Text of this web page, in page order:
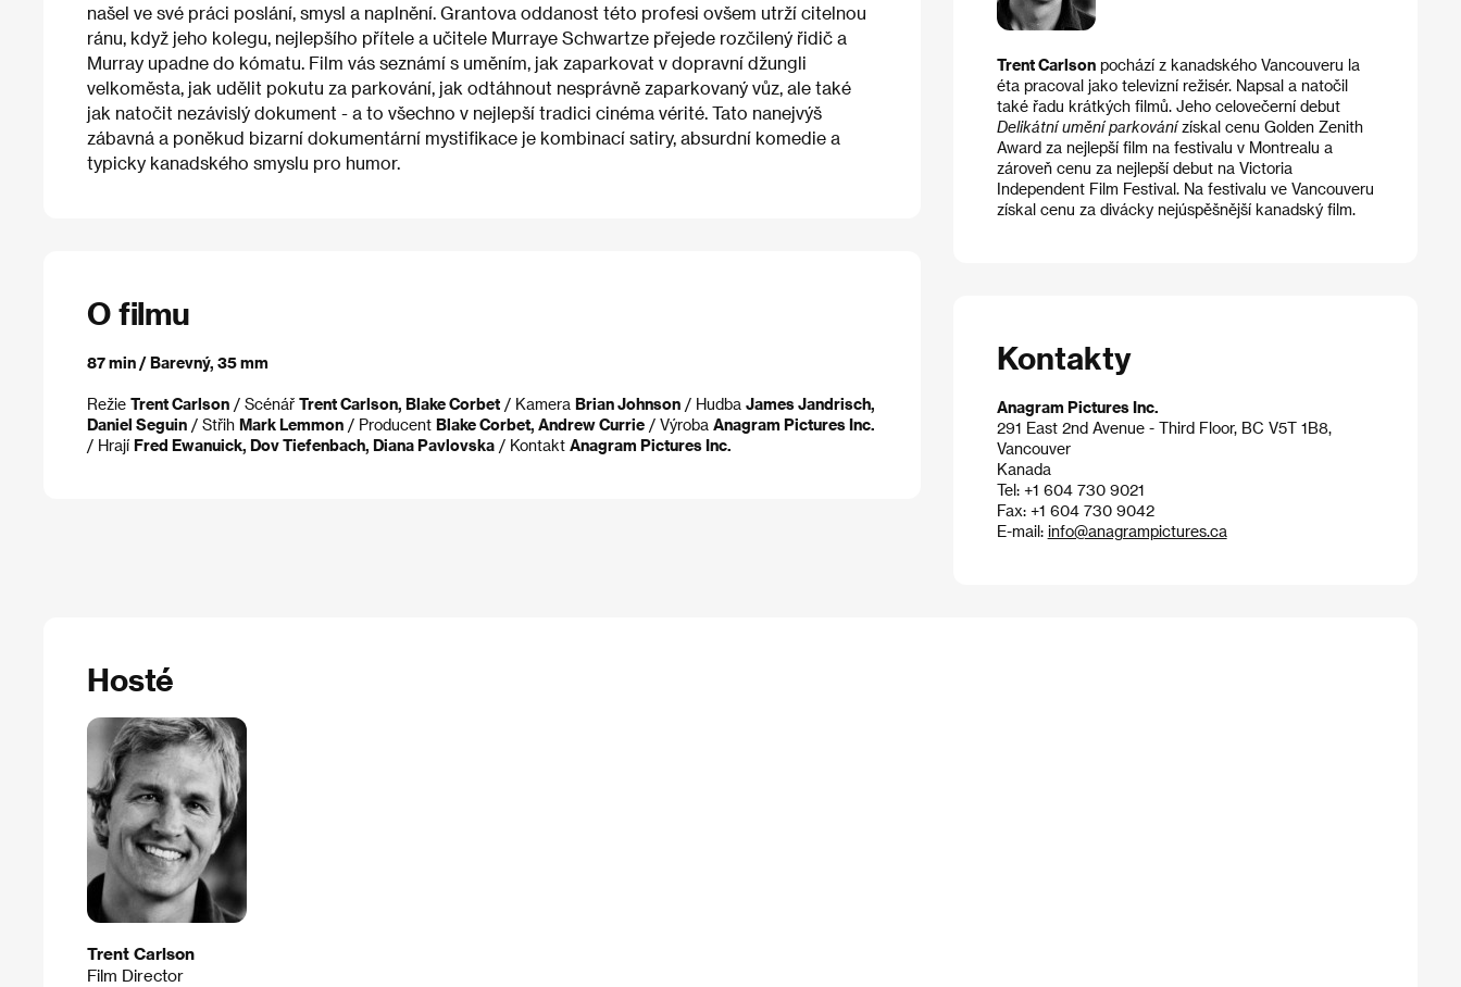
našel ve své práci poslání, smysl a naplnění. Grantova oddanost této profesi ovšem utrží citelnou
ránu, když jeho kolegu, nejlepšího přítele a učitele Murraye Schwartze přejede rozčilený řidič a
Murray upadne do kómatu. Film vás seznámí s uměním, jak zaparkovat v dopravní džungli
velkoměsta, jak udělit pokutu za parkování, jak odtáhnout nesprávně zaparkovaný vůz, ale také
jak natočit nezávislý dokument - a to všechno v nejlepší tradici cinéma vérité. Tato nanejvýš
zábavná a poněkud bizarní dokumentární mystifikace je kombinací satiry, absurdní komedie a
typicky kanadského smyslu pro humor.
O filmu
87 min / Barevný, 35 mm
Režie Trent Carlson / Scénář Trent Carlson, Blake Corbet / Kamera Brian Johnson / Hudba James Jandrisch,
Daniel Seguin / Střih Mark Lemmon / Producent Blake Corbet, Andrew Currie / Výroba Anagram Pictures Inc.
/ Hrají Fred Ewanuick, Dov Tiefenbach, Diana Pavlovska / Kontakt Anagram Pictures Inc.
Trent Carlsonpochází z kanadského Vancouveru la
éta pracoval jako televizní režisér. Napsal a natočil
také řadu krátkých filmů. Jeho celovečerní debut
Delikátní umění parkovánízískal cenu Golden Zenith
Award za nejlepší film na festivalu v Montrealu a
zároveň cenu za nejlepší debut na Victoria
Independent Film Festival. Na festivalu ve Vancouveru
získal cenu za divácky nejúspěšnější kanadský film.
Kontakty
Anagram Pictures Inc.
291 East 2nd Avenue - Third Floor, BC V5T 1B8,
Vancouver
Kanada
Tel: +1 604 730 9021
Fax: +1 604 730 9042
E-mail: info@anagrampictures.ca
Hosté
Trent Carlson
Film Director